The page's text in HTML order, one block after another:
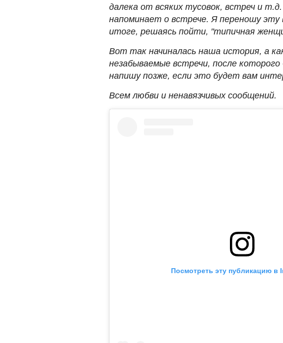
далека от всяких тусовок, встреч и
напоминает о встрече. Я переношу эту
итоге, решаясь пойти, "типичная
Вот так начиналась наша история, а
незабываемые встречи, после
напишу позже, если это будет вам
Всем любви и ненавязчивых сообщений.
Посмотреть эту публикацию в